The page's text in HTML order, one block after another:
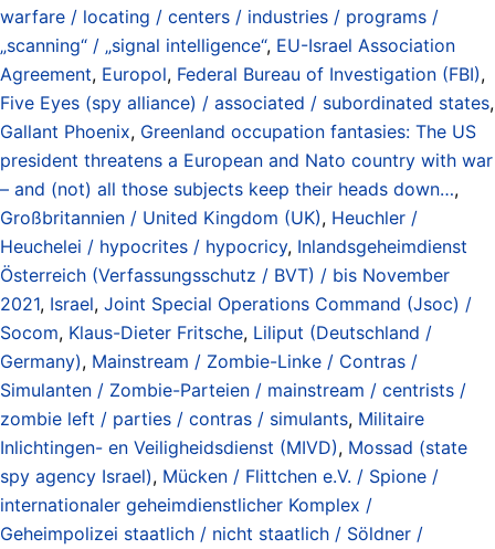
warfare / locating / centers / industries / programs /
„scanning“ / „signal intelligence“, EU-Israel Association
Agreement, Europol, Federal Bureau of Investigation (FBI),
Five Eyes (spy alliance) / associated / subordinated states,
Gallant Phoenix, Greenland occupation fantasies: The US
president threatens a European and Nato country with war
– and (not) all those subjects keep their heads down…,
Großbritannien / United Kingdom (UK), Heuchler /
Heuchelei / hypocrites / hypocricy, Inlandsgeheimdienst
Österreich (Verfassungsschutz / BVT) / bis November
2021, Israel, Joint Special Operations Command (Jsoc) /
Socom, Klaus-Dieter Fritsche, Liliput (Deutschland /
Germany), Mainstream / Zombie-Linke / Contras /
Simulanten / Zombie-Parteien / mainstream / centrists /
zombie left / parties / contras / simulants, Militaire
Inlichtingen- en Veiligheidsdienst (MIVD), Mossad (state
spy agency Israel), Mücken / Flittchen e.V. / Spione /
internationaler geheimdienstlicher Komplex /
Geheimpolizei staatlich / nicht staatlich / Söldner /